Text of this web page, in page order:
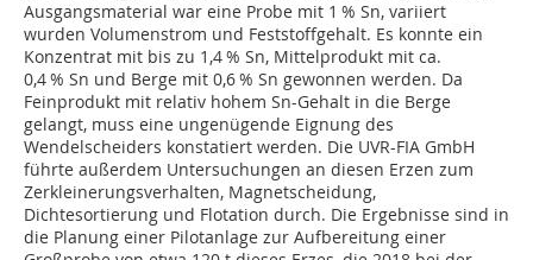
Ausgangsmaterial war eine Probe mit 1 % Sn, variiert
wurden Volumenstrom und Feststoffgehalt. Es konnte ein
Konzentrat mit bis zu 1,4 % Sn, Mittelprodukt mit ca.
0,4 % Sn und Berge mit 0,6 % Sn gewonnen werden. Da
Feinprodukt mit relativ hohem Sn-Gehalt in die Berge
gelangt, muss eine ungenügende Eignung des
Wendelscheiders konstatiert werden. Die UVR-FIA GmbH
führte außerdem Untersuchungen an diesen Erzen zum
Zerkleinerungsverhalten, Magnetscheidung,
Dichtesortierung und Flotation durch. Die Ergebnisse sind in
die Planung einer Pilotanlage zur Aufbereitung einer